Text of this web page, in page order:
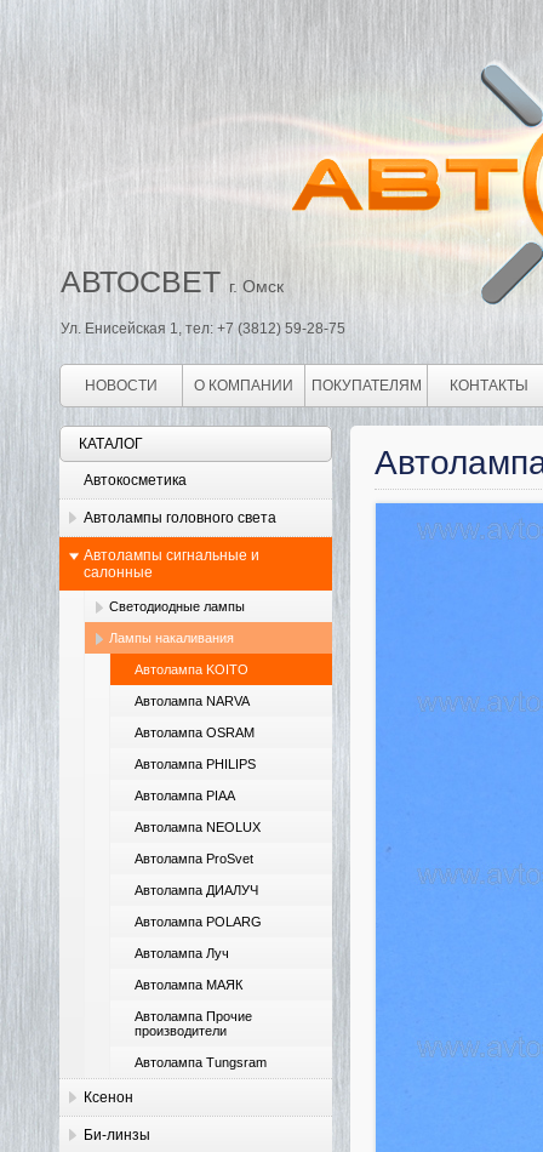
АВТОСВЕТ г. Омск
Ул. Енисейская 1, тел: +7 (3812) 59-28-75
НОВОСТИ О КОМПАНИИ ПОКУПАТЕЛЯМ КОНТАКТЫ
КАТАЛОГ
Автокосметика
Автолампы головного света
Автолампы сигнальные и
салонные
Светодиодные лампы
Лампы накаливания
Автолампа KOITO
Автолампа NARVA
Автолампа OSRAM
Автолампа PHILIPS
Автолампа PIAA
Автолампа NEOLUX
Автолампа ProSvet
Автолампа ДИАЛУЧ
Автолампа POLARG
Автолампа Луч
Автолампа МАЯК
Автолампа Прочие
производители
Автолампа Tungsram
Ксенон
Би-линзы